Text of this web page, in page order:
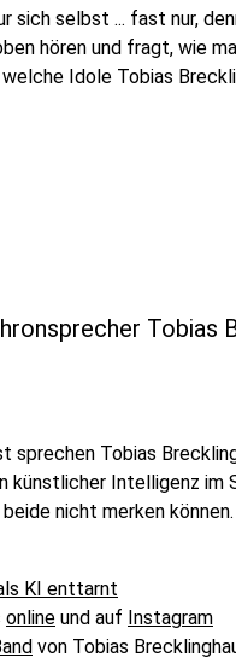
sich selbst ... fast nur,
hören und fragt, wie
Idole Tobias
sprechen Tobias
künstlicher Intelligenz im
nicht merken
KI enttarnt
online und auf Instagram
von Tobias